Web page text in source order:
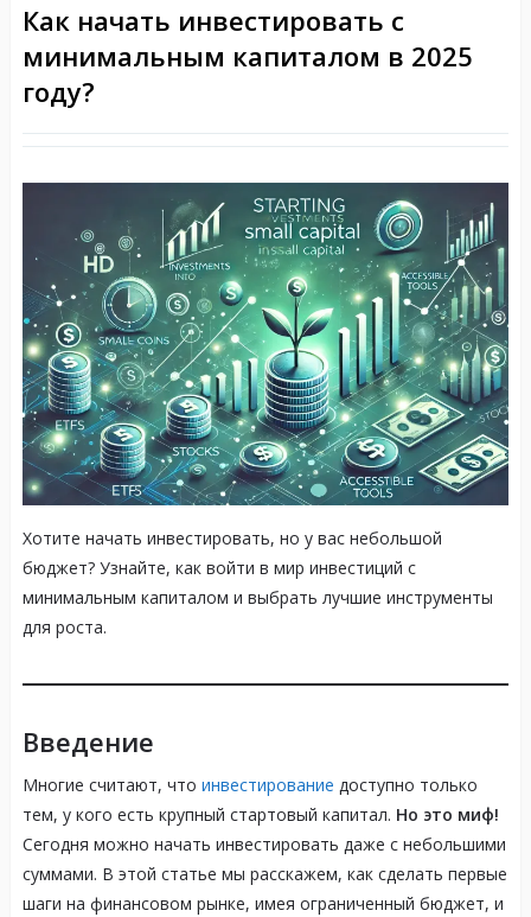
Как начать инвестировать с
минимальным капиталом в 2025
году?
Хотите начать инвестировать, но у вас небольшой
бюджет? Узнайте, как войти в мир инвестиций с
минимальным капиталом и выбрать лучшие инструменты
для роста.
Введение
Многие считают, что инвестирование доступно только
тем, у кого есть крупный стартовый капитал. Но это миф!
Сегодня можно начать инвестировать даже с небольшими
суммами. В этой статье мы расскажем, как сделать первые
шаги на финансовом рынке, имея ограниченный бюджет, и